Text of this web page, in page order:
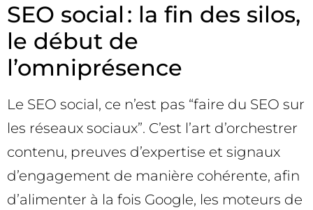
SEO social : la fin des silos,
le début de
l’omniprésence
Le SEO social, ce n’est pas “faire du SEO sur
les réseaux sociaux”. C’est l’art d’orchestrer
contenu, preuves d’expertise et signaux
d’engagement de manière cohérente, afin
d’alimenter à la fois Google, les moteurs de